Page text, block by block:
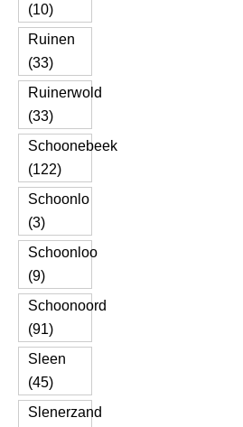
(10)
Ruinen
(33)
Ruinerwold
(33)
Schoonebeek
(122)
Schoonlo
(3)
Schoonloo
(9)
Schoonoord
(91)
Sleen
(45)
Slenerzand